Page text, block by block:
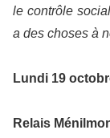
le contrôle
a des choses à
Lundi 19
Relais